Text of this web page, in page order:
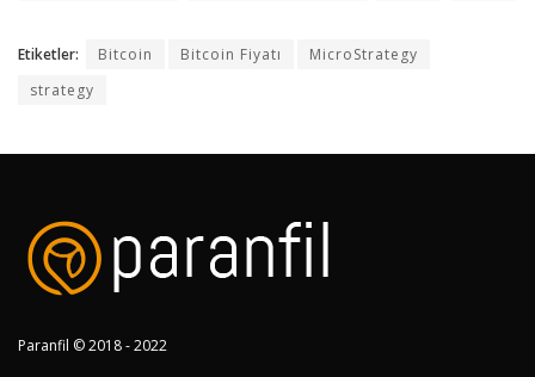
Etiketler: Bitcoin Bitcoin Fiyatı
MicroStrategy
strategy
Paranfil © 2018 - 2022